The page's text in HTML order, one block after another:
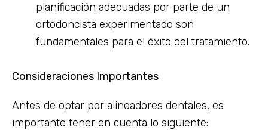
planificación adecuadas por parte de un
ortodoncista experimentado son
fundamentales para el éxito del tratamiento.
Consideraciones Importantes
Antes de optar por alineadores dentales, es
importante tener en cuenta lo siguiente: